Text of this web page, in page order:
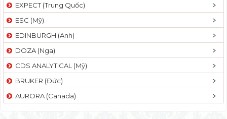
EXPECT (Trung Quốc)
ESC (Mỹ)
EDINBURGH (Anh)
DOZA (Nga)
CDS ANALYTICAL (Mỹ)
BRUKER (Đức)
AURORA (Canada)